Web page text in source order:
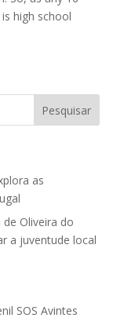
high school
as
de Oliveira do
a juventude local
SOS Avintes